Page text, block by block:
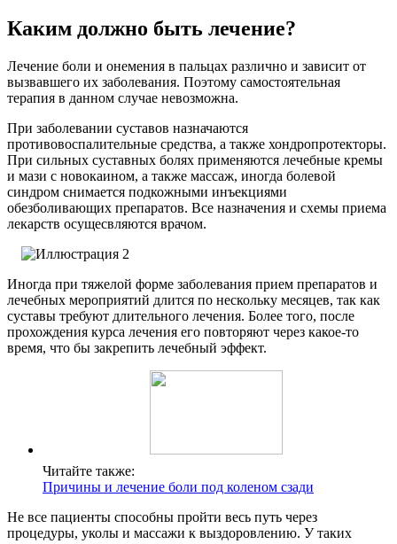
Каким должно быть лечение?
Лечение боли и онемения в пальцах различно и зависит от
вызвавшего их заболевания. Поэтому самостоятельная
терапия в данном случае невозможна.
При заболевании суставов назначаются
противовоспалительные средства, а также хондропротекторы.
При сильных суставных болях применяются лечебные кремы
и мази с новокаином, а также массаж, иногда болевой
синдром снимается подкожными инъекциями
обезболивающих препаратов. Все назначения и схемы приема
лекарств осущесвляются врачом.
Иногда при тяжелой форме заболевания прием препаратов и
лечебных мероприятий длится по нескольку месяцев, так как
суставы требуют длительного лечения. Более того, после
прохождения курса лечения его повторяют через какое-то
время, что бы закрепить лечебный эффект.
Читайте также:
Причины и лечение боли под коленом сзади
Не все пациенты способны пройти весь путь через
процедуры, уколы и массажи к выздоровлению. У таких